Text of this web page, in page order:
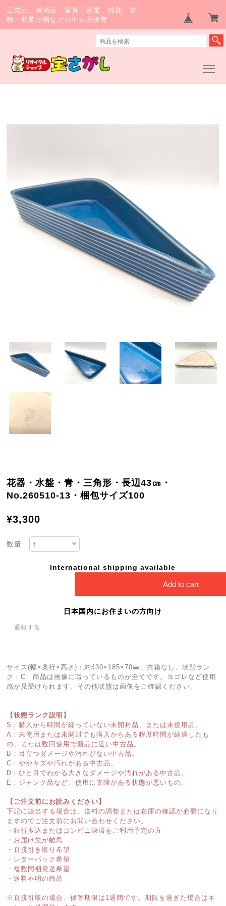
工芸品、美術品、家具、家電、雑貨、着
物、和装小物などの中古品販売
花器・水盤・青・三角形・長辺43㎝・
No.260510-13・梱包サイズ100
¥3,300
数量
International shipping available
Add to cart
日本国内にお住まいの方向け
通報する
サイズ(幅×奥行×高さ)：約430×185×70㎜、共箱なし、状態ラン
ク：C 商品は画像に写っているものが全てです。ヨゴレなど使用
感が見受けられます。その他状態は画像をご確認ください。
【状態ランク説明】
S：購入から時間が経っていない未開封品、または未使用品。
A：未使用または未開封でも購入からある程度時間が経過したも
の、または数回使用で新品に近い中古品。
B：目立つダメージや汚れがない中古品。
C：ややキズや汚れがある中古品。
D：ひと目でわかる大きなダメージや汚れがある中古品。
E：ジャンク品など、使用に支障がある状態が悪いもの。
【ご注文前にお読みください】
下記に該当する場合は、送料の調整または在庫の確認が必要になり
ますのでご注文前にお問い合わせください。
・銀行振込またはコンビニ決済をご利用予定の方
・お届け先が離島
・直接引き取り希望
・レターパック希望
・複数同梱発送希望
・送料不明の商品
※直接引取の場合、保管期限は1週間です。期限を過ぎた場合はキ